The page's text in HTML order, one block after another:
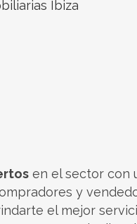
Ibiza
en el sector con
y
el mejor